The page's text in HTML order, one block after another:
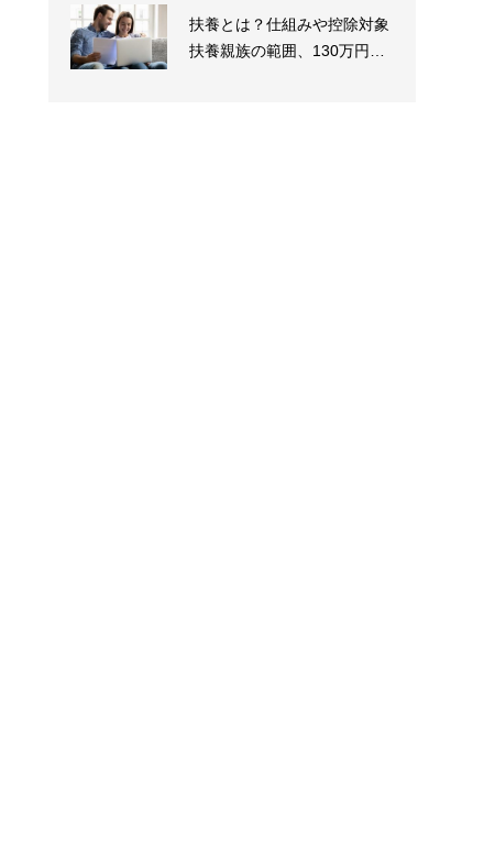
扶養とは？仕組みや控除対象
扶養親族の範囲、130万円や